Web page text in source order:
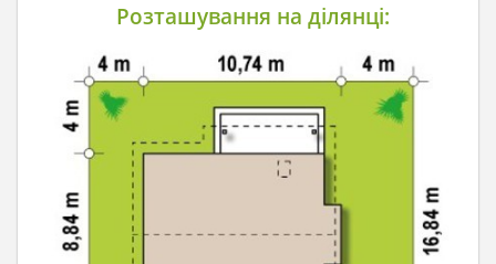
Розташування на ділянці: